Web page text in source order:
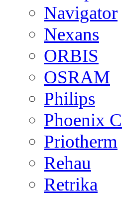
Navigator
Nexans
ORBIS
OSRAM
Philips
Phoenix
Priotherm
Rehau
Retrika